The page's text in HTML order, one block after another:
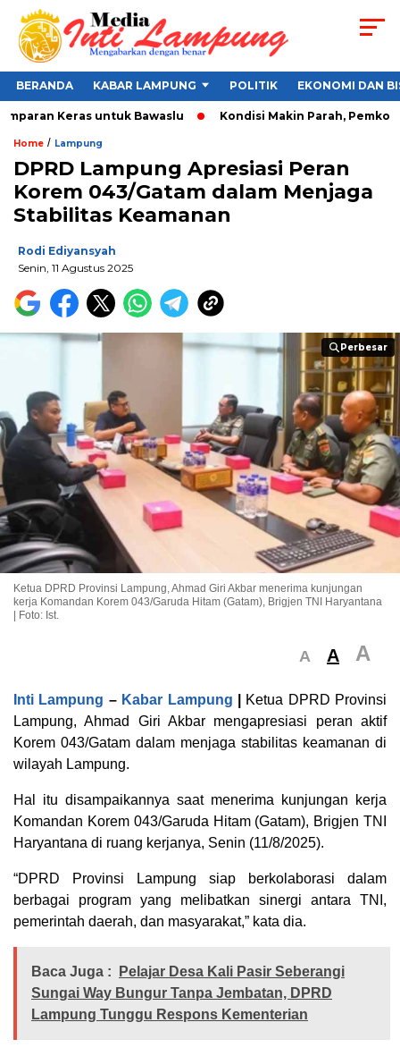
BERANDA KABAR LAMPUNG POLITIK EKONOMI DAN
Keras untuk Bawaslu Kondisi Makin Parah, Pemkot
Home / Lampung
DPRD Lampung Apresiasi Peran
Korem 043/Gatam dalam Menjaga
Stabilitas Keamanan
Rodi Ediyansyah
Senin, 11 Agustus 2025
Perbesar
Perbesar
Ketua DPRD Provinsi Lampung, Ahmad Giri Akbar menerima kunjungan
kerja Komandan Korem 043/Garuda Hitam (Gatam), Brigjen TNI Haryantana
| Foto: Ist.
A A A
Inti Lampung – Kabar Lampung
Ketua DPRD Provinsi
Lampung, Ahmad Giri Akbar mengapresiasi peran aktif
Korem 043/Gatam dalam menjaga stabilitas keamanan di
wilayah Lampung.
Hal itu disampaikannya saat menerima kunjungan kerja
Komandan Korem 043/Garuda Hitam (Gatam), Brigjen TNI
Haryantana di ruang kerjanya, Senin (11/8/2025).
“DPRD Provinsi Lampung siap berkolaborasi dalam
berbagai program yang melibatkan sinergi antara TNI,
pemerintah daerah, dan masyarakat,” kata dia.
Baca Juga :
Pelajar Desa Kali Pasir Seberangi
Sungai Way Bungur Tanpa Jembatan, DPRD
Lampung Tunggu Respons Kementerian